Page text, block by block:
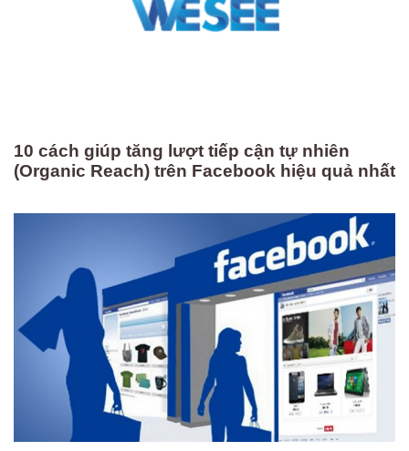
10 cách giúp tăng lượt tiếp cận tự nhiên
(Organic Reach) trên Facebook hiệu quả nhất